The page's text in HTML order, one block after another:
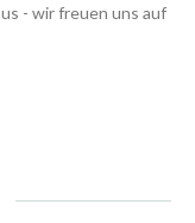
- wir freuen uns auf